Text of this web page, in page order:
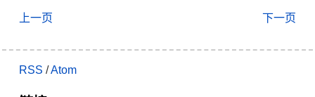
上一页 下一页
RSS /Atom